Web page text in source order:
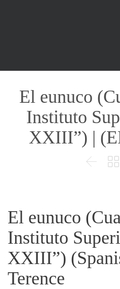
El eunuco
Instituto
XXIII”) |
 
El eunuco
Instituto
XXIII”)
Terence